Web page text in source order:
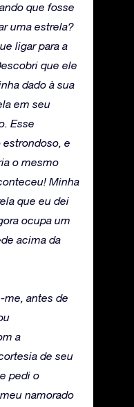
que fosse
uma estrela?
ligar para a
que ele
dado à sua
em seu
Esse
e
o mesmo
Minha
que eu dei
ocupa um
acima da
me, antes de
a
de seu
pedi o
namorado